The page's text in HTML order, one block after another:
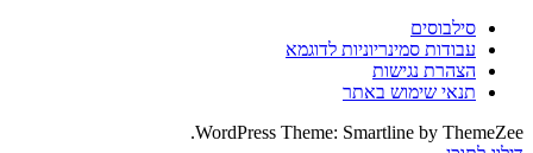
סילבוסים
עבודות סמינריוניות לדוגמא
הצהרת נגישות
תנאי שימוש באתר
WordPress Theme: Smartline by ThemeZee.